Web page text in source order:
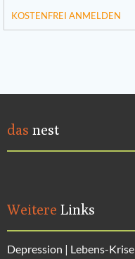
KOSTENFREI ANMELDEN
das nest
Weitere Links
Depression | Lebens-Krise